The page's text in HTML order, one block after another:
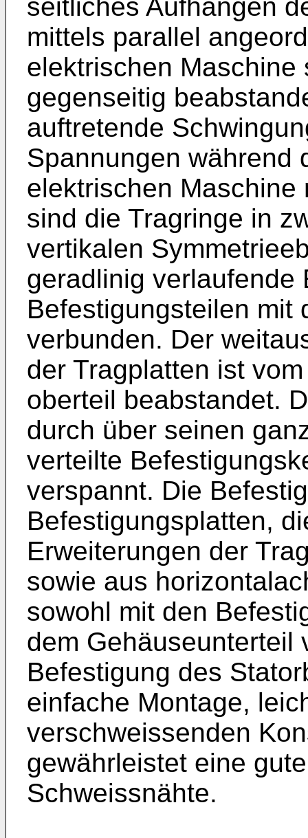
seitliches Aufhängen
mittels parallel
elektrischen Maschine
gegenseitig
auftretende
Spannungen während
elektrischen
sind die Tragringe in
vertikalen
geradlinig verlaufende
Befestigungsteilen mit
verbunden. Der
der Tragplatten ist
oberteil beabstandet.
durch über seinen
verteilte
verspannt. Die
Befestigungsplatten,
Erweiterungen der
sowie aus
sowohl mit den
dem Gehäuseunterteil
Befestigung des
einfache Montage,
verschweissenden
gewährleistet eine
Schweissnähte.